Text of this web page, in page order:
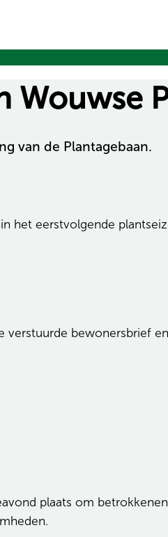
Wouwse
van de Plantagebaan.
het eerstvolgende
bewonersbrief
plaats om